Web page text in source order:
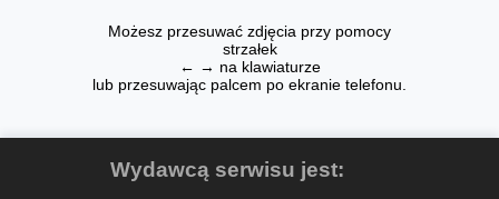
Możesz przesuwać zdjęcia przy pomocy
strzałek
← → na klawiaturze
lub przesuwając palcem po ekranie telefonu.
Wydawcą serwisu jest: